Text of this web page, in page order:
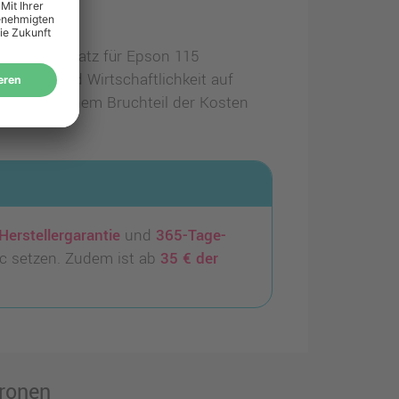
als Ersatz für Epson 115
und Wirtschaftlichkeit auf
zu einem Bruchteil der Kosten
und 365-Tage-
setzen. Zudem ist ab 35 € der